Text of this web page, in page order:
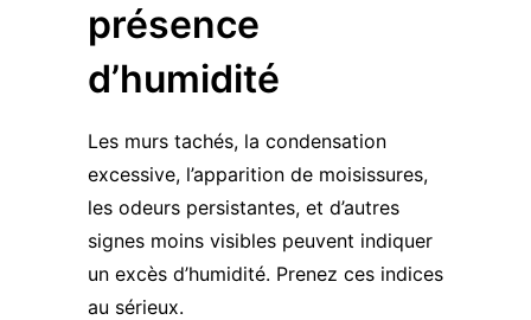
présence
d’humidité
Les murs tachés, la condensation
excessive, l’apparition de moisissures,
les odeurs persistantes, et d’autres
signes moins visibles peuvent indiquer
un excès d’humidité. Prenez ces indices
au sérieux.